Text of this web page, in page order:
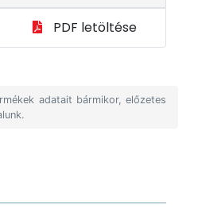
PDF letöltése
adatait bármikor, előzetes